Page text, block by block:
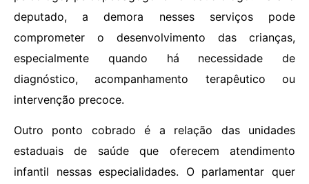
deputado, a demora nesses serviços pode
comprometer o desenvolvimento das crianças,
especialmente quando há necessidade de
diagnóstico, acompanhamento terapêutico ou
intervenção precoce.
Outro ponto cobrado é a relação das unidades
estaduais de saúde que oferecem atendimento
infantil nessas especialidades. O parlamentar quer